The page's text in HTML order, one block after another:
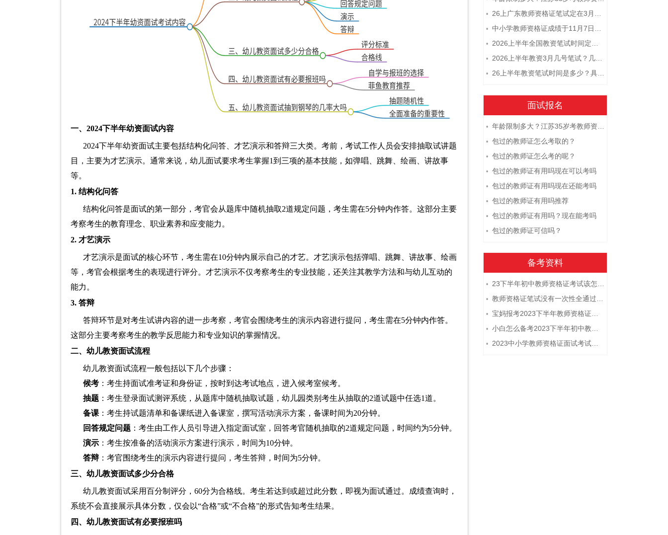
一、2024下半年幼资面试内容
2024下半年幼资面试主要包括结构化问答、才艺演示和答辩三大类。考前，考试工作人员会安排抽取试讲题
目，主要为才艺演示。通常来说，幼儿面试要求考生掌握1到三项的基本技能，如弹唱、跳舞、绘画、讲故事
等。
1. 结构化问答
结构化问答是面试的第一部分，考官会从题库中随机抽取2道规定问题，考生需在5分钟内作答。这部分主要
考察考生的教育理念、职业素养和应变能力。
2. 才艺演示
才艺演示是面试的核心环节，考生需在10分钟内展示自己的才艺。才艺演示包括弹唱、跳舞、讲故事、绘画
等，考官会根据考生的表现进行评分。才艺演示不仅考察考生的专业技能，还关注其教学方法和与幼儿互动的
能力。
3. 答辩
答辩环节是对考生试讲内容的进一步考察，考官会围绕考生的演示内容进行提问，考生需在5分钟内作答。
这部分主要考察考生的教学反思能力和专业知识的掌握情况。
二、幼儿教资面试流程
幼儿教资面试流程一般包括以下几个步骤：
候考 ：考生持面试准考证和身份证，按时到达考试地点，进入候考室候考。
抽题 ：考生登录面试测评系统，从题库中随机抽取试题，幼儿园类别考生从抽取的2道试题中任选1道。
备课 ：考生持试题清单和备课纸进入备课室，撰写活动演示方案，备课时间为20分钟。
回答规定问题 ：考生由工作人员引导进入指定面试室，回答考官随机抽取的2道规定问题，时间约为5分钟。
演示 ：考生按准备的活动演示方案进行演示，时间为10分钟。
答辩 ：考官围绕考生的演示内容进行提问，考生答辩，时间为5分钟。
三、幼儿教资面试多少分合格
幼儿教资面试采用百分制评分，60分为合格线。考生若达到或超过此分数，即视为面试通过。成绩查询时，
系统不会直接展示具体分数，仅会以“合格”或“不合格”的形式告知考生结果。
四、幼儿教资面试有必要报班吗
• 26上广东教师资格证笔试定在3月7日！附考试指南
• 中小学教师资格证成绩于11月7日10点查！
• 2026上半年全国教资笔试时间定档！
• 2026上半年教资3月几号笔试？几点开考
• 26上半年教资笔试时间是多少？具体安排表一览
面试报名
• 年龄限制多大？江苏35岁考教师资格证晚吗？
• 包过的教师证怎么考取的？
• 包过的教师证怎么考的呢？
• 包过的教师证有用吗现在可以考吗
• 包过的教师证有用吗现在还能考吗
• 包过的教师证有用吗推荐
• 包过的教师证有用吗？现在能考吗
• 包过的教师证可信吗？
备考资料
• 23下半年初中教师资格证考试该怎么复习？
• 教师资格证笔试没有一次性全通过下次需要重新报考吗？
• 宝妈报考2023下半年教师资格证需要报班备考吗？
• 小白怎么备考2023下半年初中教师资格证笔试？
• 2023中小学教师资格证面试考试注意事项